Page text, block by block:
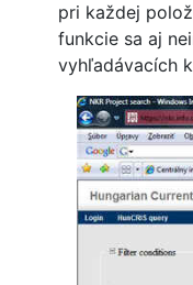
pri každej
funkcie sa aj
vyhľadávacích